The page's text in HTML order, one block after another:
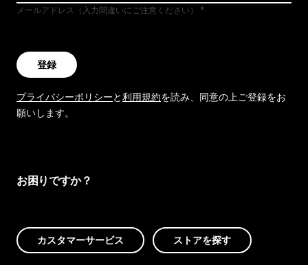
メールアドレス（入力間違いにご注意ください）
登録
プライバシーポリシーと利用規約を読み、同意の上ご登録をお
願いします。
お困りですか？
カスタマーサービス ストアを探す